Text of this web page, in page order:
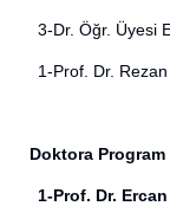
3-Dr. Öğr. Üyesi
1-Prof. Dr.
Doktora
1-Prof. Dr.